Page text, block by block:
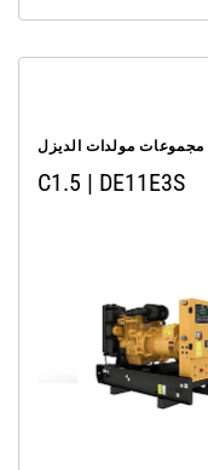
مجموعات مولدات الديزل
C1.5 | DE11E3S